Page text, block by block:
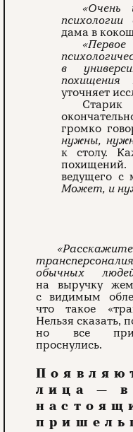
«Очень
психологии
дама в
в
похищения
уточняет
громко
нужны,
к столу.
ведущего с
Может, и
обычных
на выручку
с видимым
что такое
Нельзя сказать,
но все
проснулись.
лица —